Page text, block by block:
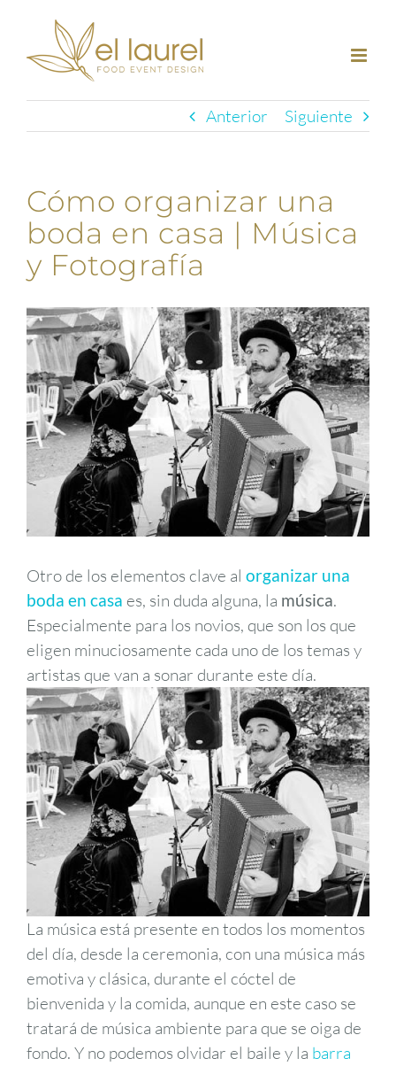
contenido
Anterior Siguiente
Cómo organizar una
boda en casa | Música
y Fotografía
Otro de los elementos clave al organizar una
boda en casa es, sin duda alguna, la música.
Especialmente para los novios, que son los que
eligen minuciosamente cada uno de los temas y
artistas que van a sonar durante este día.
La música está presente en todos los momentos
del día, desde la ceremonia, con una música más
emotiva y clásica, durante el cóctel de
bienvenida y la comida, aunque en este caso se
tratará de música ambiente para que se oiga de
fondo. Y no podemos olvidar el baile y la barra